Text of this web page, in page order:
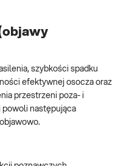
szybkości spadku
efektywnej osocza oraz
przestrzeni poza- i
powoli następująca